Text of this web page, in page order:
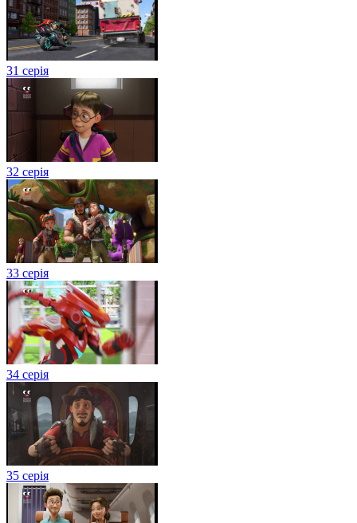
31 серія
32 серія
33 серія
34 серія
35 серія